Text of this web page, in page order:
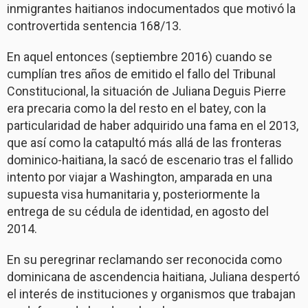
inmigrantes haitianos indocumentados que motivó la
controvertida sentencia 168/13.
En aquel entonces (septiembre 2016) cuando se
cumplían tres años de emitido el fallo del Tribunal
Constitucional, la situación de Juliana Deguis Pierre
era precaria como la del resto en el batey, con la
particularidad de haber adquirido una fama en el 2013,
que así como la catapultó más allá de las fronteras
dominico-haitiana, la sacó de escenario tras el fallido
intento por viajar a Washington, amparada en una
supuesta visa humanitaria y, posteriormente la
entrega de su cédula de identidad, en agosto del
2014.
En su peregrinar reclamando ser reconocida como
dominicana de ascendencia haitiana, Juliana despertó
el interés de instituciones y organismos que trabajan